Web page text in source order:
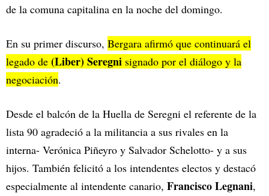
de la comuna capitalina en la noche del domingo.
En su primer discurso, Bergara afirmó que continuará el
legado de (Liber) Seregni signado por el diálogo y la
negociación.
Desde el balcón de la Huella de Seregni el referente de la
lista 90 agradeció a la militancia a sus rivales en la
interna- Verónica Piñeyro y Salvador Schelotto- y a sus
hijos. También felicitó a los intendentes electos y destacó
especialmente al intendente canario, Francisco Legnani,